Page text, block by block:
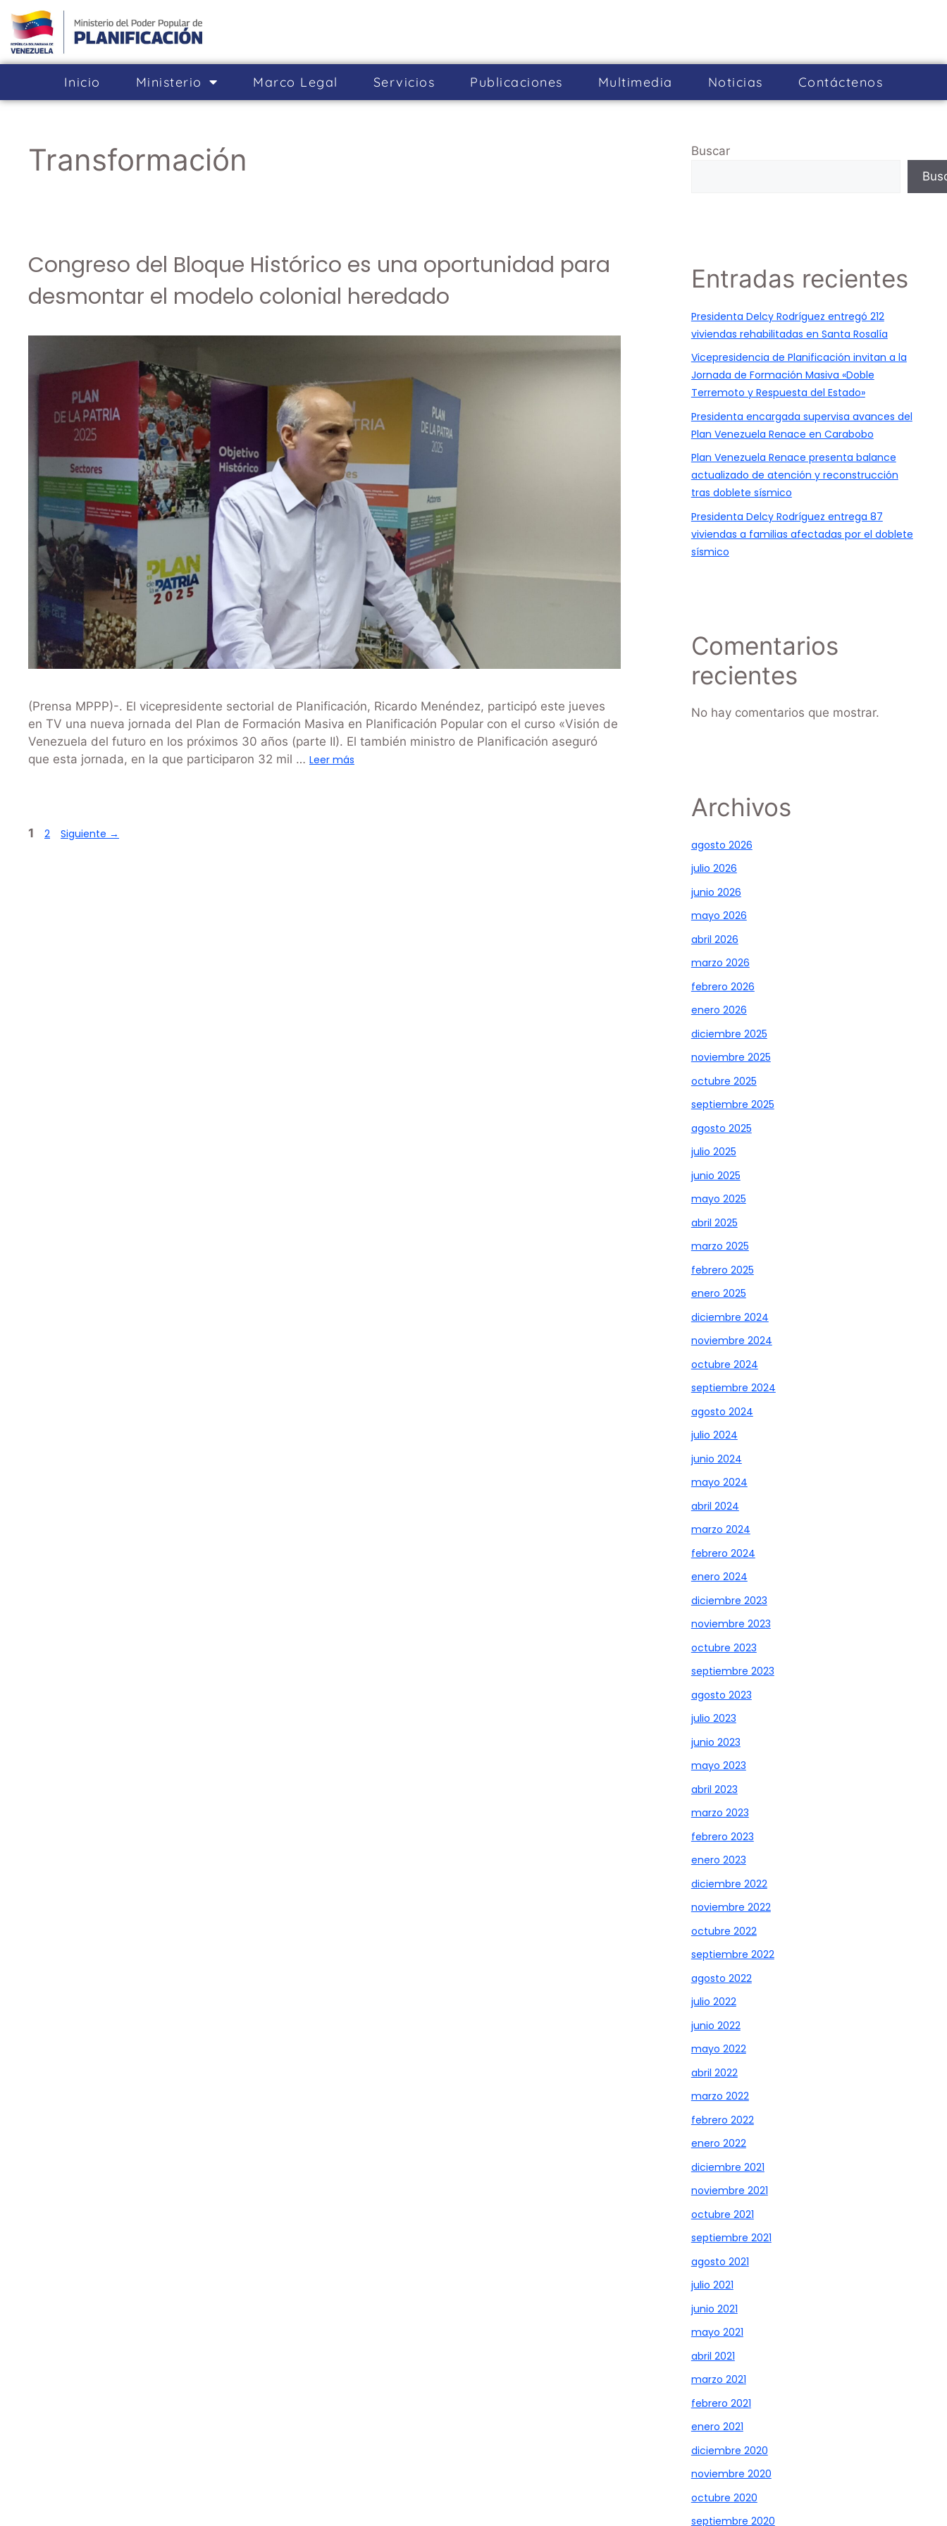
Inicio Ministerio Marco Legal Servicios Publicaciones Multimedia Noticias Cont­áctenos
Transformación
Congreso del Bloque Histórico es una oportunidad para
desmontar el modelo colonial heredado
(Prensa MPPP)-. El vicepresidente sectorial de Planificación, Ricardo Menéndez, participó este jueves
en TV una nueva jornada del Plan de Formación Masiva en Planificación Popular con el curso «Visión de
Venezuela del futuro en los próximos 30 años (parte II). El también ministro de Planificación aseguró
que esta jornada, en la que participaron 32 mil … Leer más
1 2 Siguiente →
Buscar
Entradas recientes
Presidenta Delcy Rodríguez entregó 212
viviendas rehabilitadas en Santa Rosalía
Vicepresidencia de Planificación invitan a la
Jornada de Formación Masiva «Doble
Terremoto y Respuesta del Estado»
Presidenta encargada supervisa avances del
Plan Venezuela Renace en Carabobo
Plan Venezuela Renace presenta balance
actualizado de atención y reconstrucción
tras doblete sísmico
Presidenta Delcy Rodríguez entrega 87
viviendas a familias afectadas por el doblete
sísmico
Comentarios
recientes
No hay comentarios que mostrar.
Archivos
agosto 2026
julio 2026
junio 2026
mayo 2026
abril 2026
marzo 2026
febrero 2026
enero 2026
diciembre 2025
noviembre 2025
octubre 2025
septiembre 2025
agosto 2025
julio 2025
junio 2025
mayo 2025
abril 2025
marzo 2025
febrero 2025
enero 2025
diciembre 2024
noviembre 2024
octubre 2024
septiembre 2024
agosto 2024
julio 2024
junio 2024
mayo 2024
abril 2024
marzo 2024
febrero 2024
enero 2024
diciembre 2023
noviembre 2023
octubre 2023
septiembre 2023
agosto 2023
julio 2023
junio 2023
mayo 2023
abril 2023
marzo 2023
febrero 2023
enero 2023
diciembre 2022
noviembre 2022
octubre 2022
septiembre 2022
agosto 2022
julio 2022
junio 2022
mayo 2022
abril 2022
marzo 2022
febrero 2022
enero 2022
diciembre 2021
noviembre 2021
octubre 2021
septiembre 2021
agosto 2021
julio 2021
junio 2021
mayo 2021
abril 2021
marzo 2021
febrero 2021
enero 2021
diciembre 2020
noviembre 2020
octubre 2020
septiembre 2020